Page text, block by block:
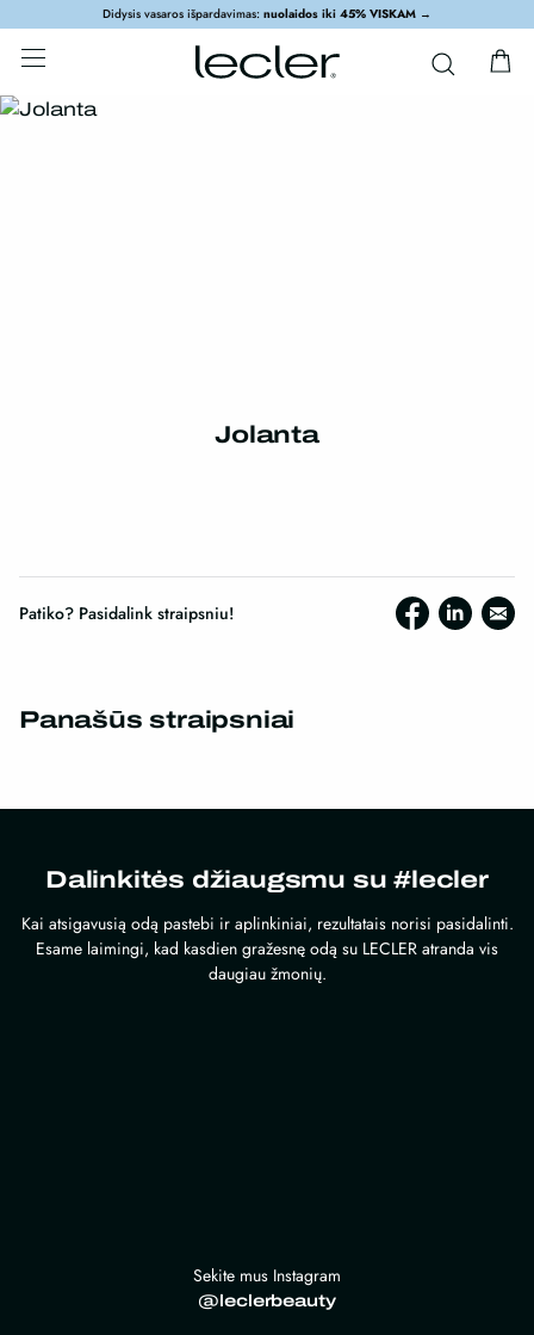
Didysis vasaros išpardavimas: nuolaidos iki 45% VISKAM →
Jolanta
Patiko? Pasidalink straipsniu!
Panašūs straipsniai
Dalinkitės džiaugsmu su #lecler
Kai atsigavusią odą pastebi ir aplinkiniai, rezultatais norisi pasidalinti.
Esame laimingi, kad kasdien gražesnę odą su LECLER atranda vis
daugiau žmonių.
Sekite mus Instagram
@leclerbeauty